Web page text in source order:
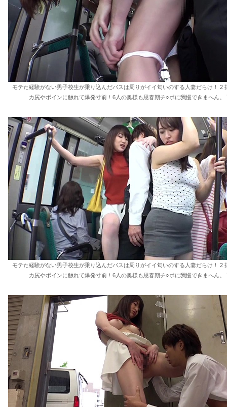
モテた経験がない男子校生が乗り込んだバスは周りがイイ匂いのする人妻だらけ！ 2
カ尻やボインに触れて爆発寸前！6人の奥様も思春期チ○ポに我慢できまへん。
モテた経験がない男子校生が乗り込んだバスは周りがイイ匂いのする人妻だらけ！ 2
カ尻やボインに触れて爆発寸前！6人の奥様も思春期チ○ポに我慢できまへん。